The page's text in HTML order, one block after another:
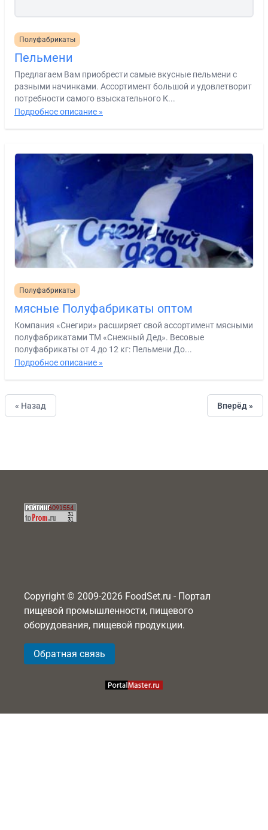
Полуфабрикаты
Пельмени
Предлагаем Вам приобрести самые вкусные пельмени с
разными начинками. Ассортимент большой и удовлетворит
потребности самого взыскательного К...
Подробное описание »
Полуфабрикаты
мясные Полуфабрикаты оптом
Компания «Снегири» расширяет свой ассортимент мясными
полуфабрикатами ТМ «Снежный Дед». Весовые
полуфабрикаты от 4 до 12 кг: Пельмени До...
Подробное описание »
« Назад Вперёд »
Copyright © 2009-2026 FoodSet.ru - Портал
пищевой промышленности, пищевого
оборудования, пищевой продукции.
Обратная связь